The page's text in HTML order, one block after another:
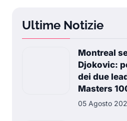
Ultime Notizie
Montreal
Djokovic:
dei due
Masters
05 Agosto